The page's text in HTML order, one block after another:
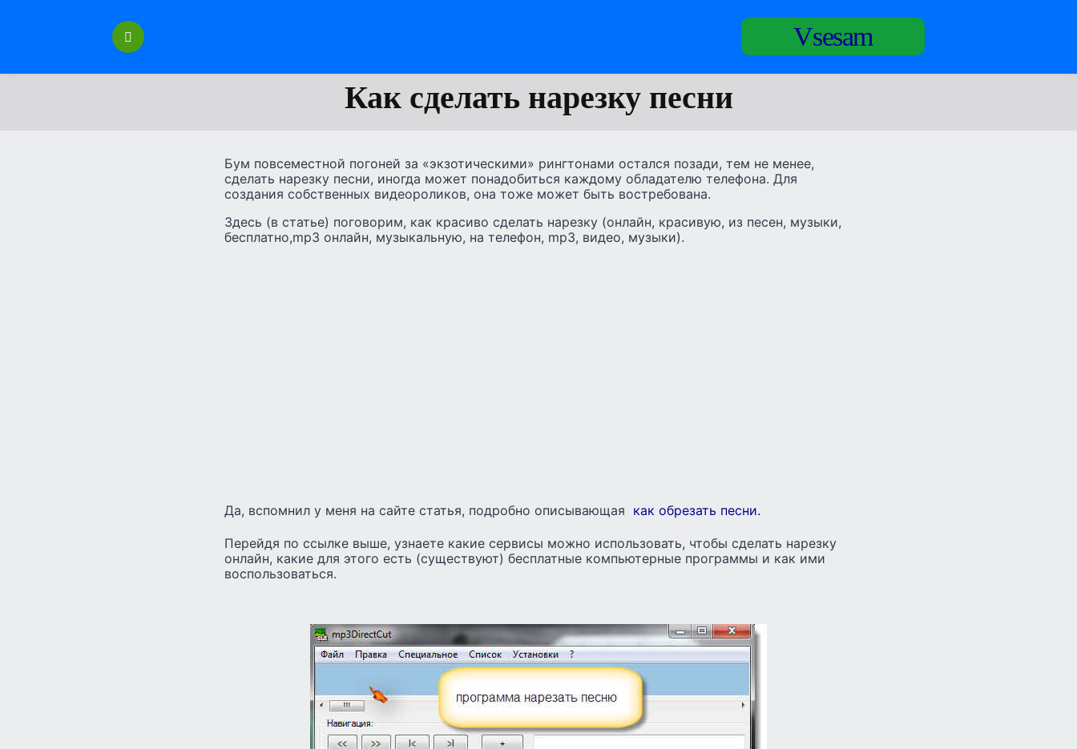
Vsesam
Как сделать нарезку песни
Бум повсеместной погоней за «экзотическими» рингтонами остался позади, тем не менее,
сделать нарезку песни, иногда может понадобиться каждому обладателю телефона. Для
создания собственных видеороликов, она тоже может быть востребована.
Здесь (в статье) поговорим, как красиво сделать нарезку (онлайн, красивую, из песен, музыки,
бесплатно,mp3 онлайн, музыкальную, на телефон, mp3, видео, музыки).
Да, вспомнил у меня на сайте статья, подробно описывающая как обрезать песни.
Перейдя по ссылке выше, узнаете какие сервисы можно использовать, чтобы сделать нарезку
онлайн, какие для этого есть (существуют) бесплатные компьютерные программы и как ими
воспользоваться.